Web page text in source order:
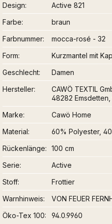
Design
Active 821
Farbe
braun
Farbnummer
mocca-rosé - 32
Form
Kurzmantel mit
Geschlecht
Damen
Hersteller
CAWÖ TEXTIL
48282
Marke
Cawö Home
Material
60% Polyester,
Rückenlänge
100 cm
Serie
Active
Stoff
Frottier
Warnhinweis
VON FEUER
Öko-Tex 100
94.0.9960